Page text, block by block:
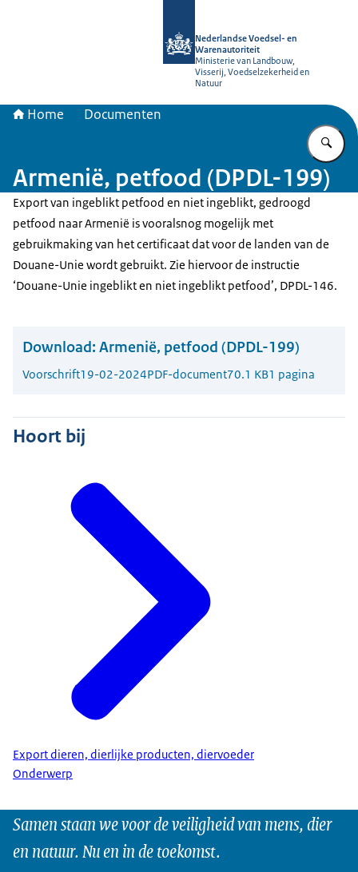
Nederlandse Voedsel- en
Warenautoriteit
Ministerie van Landbouw,
Visserij, Voedselzekerheid en
Natuur
Home Documenten
Armenië, petfood (DPDL-199)
Export van ingeblikt petfood en niet ingeblikt, gedroogd
petfood naar Armenië is vooralsnog mogelijk met
gebruikmaking van het certificaat dat voor de landen van de
Douane-Unie wordt gebruikt. Zie hiervoor de instructie
‘Douane-Unie ingeblikt en niet ingeblikt petfood’, DPDL-146.
Download: Armenië, petfood (DPDL-199)
Voorschrift19-02-2024PDF-document70.1 KB1 pagina
Hoort bij
Export dieren, dierlijke producten, diervoeder
Onderwerp
Samen staan we voor de veiligheid van mens, dier
en natuur. Nu en in de toekomst.